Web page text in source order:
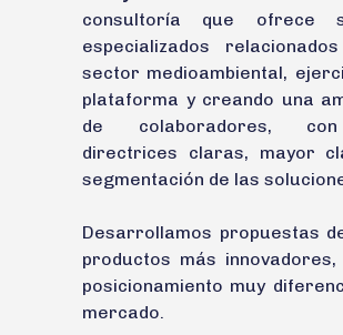
consultoría que ofrece
especializados
sector medioambiental,
plataforma y creando una
de colaboradores,
directrices claras, mayor
segmentación de las
Desarrollamos propuestas
productos más
posicionamiento muy
mercado.